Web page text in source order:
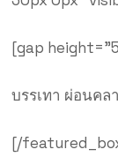
[gap
บรรเทา ผ่อนค
[/